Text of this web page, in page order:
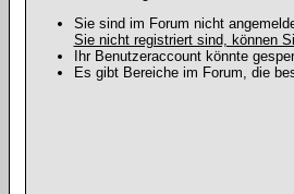
Sie sind im Forum nicht
Sie nicht registriert sind, können
Ihr Benutzeraccount könnte
Es gibt Bereiche im Forum, die